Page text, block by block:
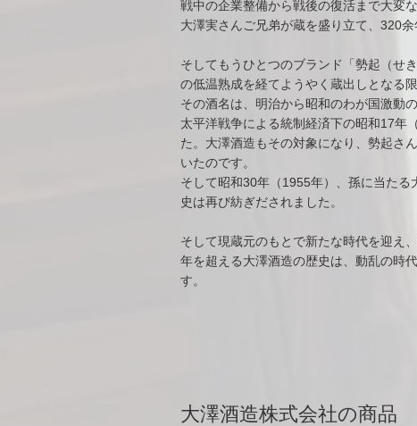
戦中の企業整備から戦後の復活まで大変
大澤実さんご兄弟が蔵を盛り立て、320
そしてもうひとつのブランド「勢起（せ
の低温熟成を経てようやく蔵出しとなる
その酒名は、明治から昭和のわが国激動
太平洋戦争による統制経済下の昭和17年
た。大澤酒造もその対象になり、勢起さ
いたのです。
そして昭和30年（1955年）、孫に当た
史は再び紡ぎだされました。
そして現蔵元のもとで新たな時代を迎え
年を超える大澤酒造の歴史は、動乱の時
す。
大澤酒造株式会社の商品